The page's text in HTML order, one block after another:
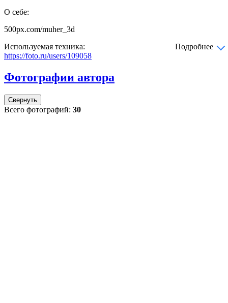
О себе:
500px.com/muher_3d
Используемая техника:
Подробнее
https://foto.ru/users/109058
Фотографии автора
Свернуть
Всего фотографий: 30